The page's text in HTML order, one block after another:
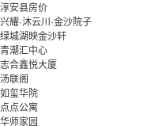
淳安县房价
兴耀·沐云川·金沙院子
绿城湖映金沙轩
青潮汇中心
志合鑫悦大厦
汤联阁
如玺华院
点点公寓
华师家园